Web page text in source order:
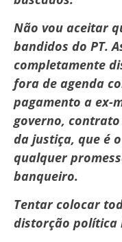
Não vou aceitar
bandidos do PT.
completamente
fora de agenda
pagamento a ex-
governo,
da justiça, que é
qualquer
banqueiro.
Tentar colocar
distorção política